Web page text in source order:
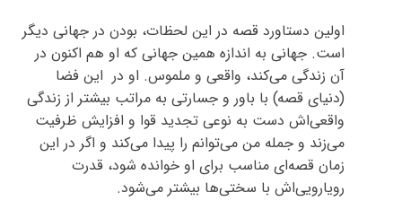
اولین دستاورد قصه در این لحظات، بودن در جهانی دیگر
است. جهانی به اندازه همین جهانی که او هم اکنون در
آن زندگی می‌کند، واقعی و ملموس. او در این فضا
(دنیای قصه) با باور و جسارتی به مراتب بیشتر از زندگی
واقعی‌اش دست به نوعی تجدید قوا و افزایش ظرفیت
می‌زند و جمله من می‌توانم را پیدا می‌کند و اگر در این
زمان قصه‌ای مناسب برای او خوانده شود، قدرت
رویارویی‌اش با سختی‌ها بیشتر می‌شود.